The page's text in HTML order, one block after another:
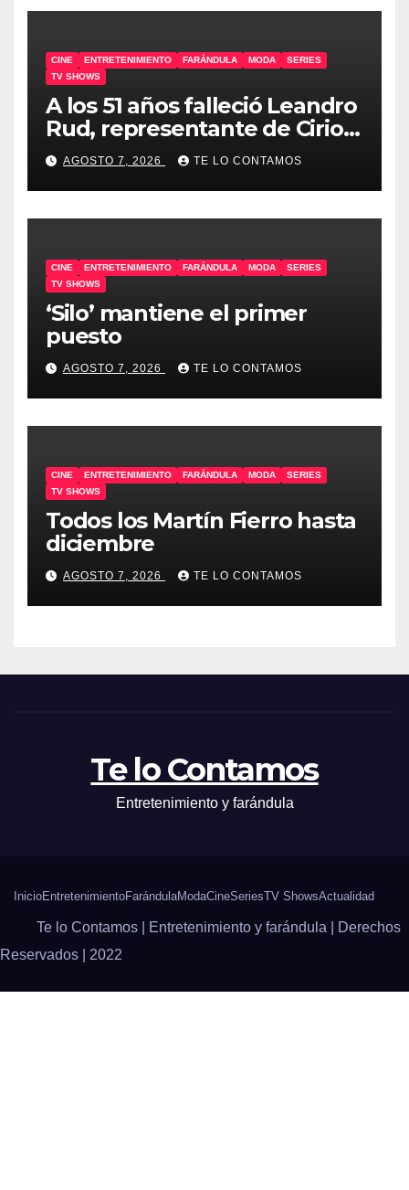
CINE ENTRETENIMIENTO FARÁNDULA MODA
SERIES
TV SHOWS
A los 51 años falleció Leandro
Rud, representante de Cirio,
Loly, Marengo y Maglietti
AGOSTO 7, 2026 TE LO CONTAMOS
CINE ENTRETENIMIENTO FARÁNDULA MODA
SERIES
TV SHOWS
‘Silo’ mantiene el primer
puesto
AGOSTO 7, 2026 TE LO CONTAMOS
CINE ENTRETENIMIENTO FARÁNDULA MODA
SERIES
TV SHOWS
Todos los Martín Fierro hasta
diciembre
AGOSTO 7, 2026 TE LO CONTAMOS
Te lo Contamos
Entretenimiento y farándula
InicioEntretenimientoFarándulaModaCineSeriesTV ShowsActualidad